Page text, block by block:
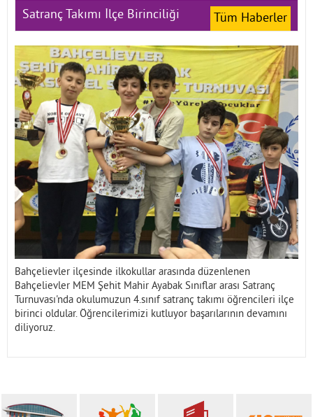
Okullarımız
Kampüs Olanakları
Kayıt-Kabul
İletişim
Satranç Takımı İlçe Birinciliği Tüm Haberler
Bahçelievler ilçesinde ilkokullar arasında düzenlenen
Bahçelievler MEM Şehit Mahir Ayabak Sınıflar arası Satranç
Turnuvası'nda okulumuzun 4.sınıf satranç takımı öğrencileri ilçe
birinci oldular. Öğrencilerimizi kutluyor başarılarının devamını
diliyoruz.